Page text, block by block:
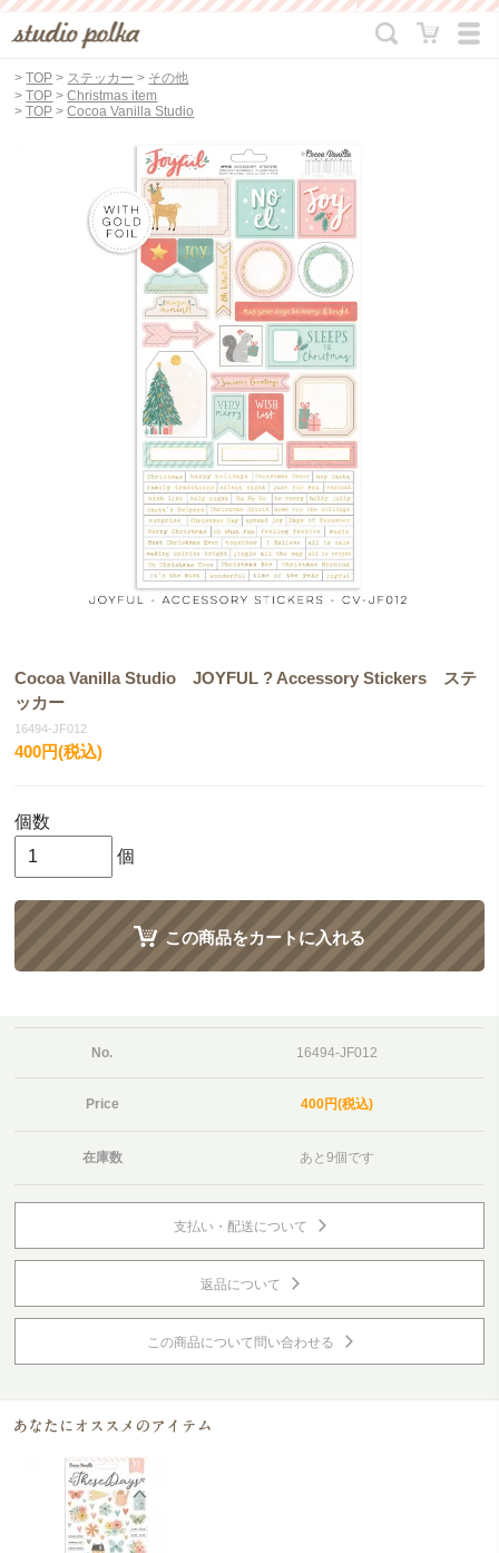
>TOP > ステッカー > その他
>TOP >Christmas item
>TOP >Cocoa Vanilla Studio
Cocoa Vanilla Studio JOYFUL ? Accessory Stickers ステ
ッカー
16494-JF012
400円(税込)
個数
個
この商品をカートに入れる
No. 16494-JF012
Price 400円(税込)
在庫数 あと9個です
支払い・配送について
返品について
この商品について問い合わせる